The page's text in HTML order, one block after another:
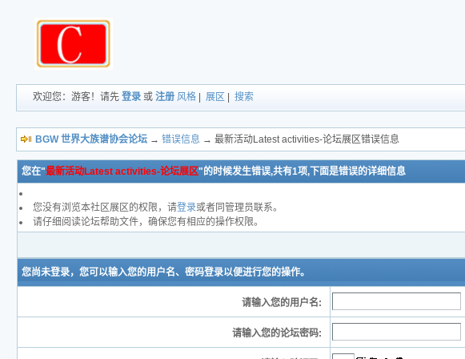
欢迎您：游客！请先登录 或注册 风格 |展区 |搜索
BGW 世界大族谱协会论坛 →错误信息 → 最新活动Latest activities-论坛展区错误信息
您在"最新活动Latest activities-论坛展区"的时候发生错误,共有1项,下面是错误的详细信息
您没有浏览本社区展区的权限，请登录或者同管理员联系。
请仔细阅读论坛帮助文件，确保您有相应的操作权限。
您尚未登录，您可以输入您的用户名、密码登录以便进行您的操作。
请输入您的用户名:
请输入您的论坛密码: